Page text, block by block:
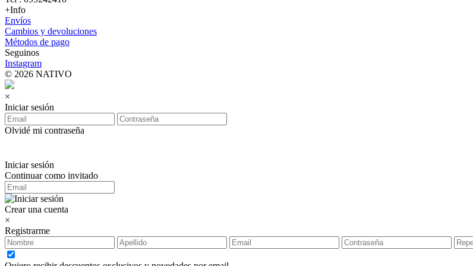
+Info
Envíos
Cambios y devoluciones
Métodos de pago
Seguinos
Instagram
© 2026 NATIVO
×
Iniciar sesión
Olvidé mi contraseña
Iniciar sesión
Continuar como invitado
Crear una cuenta
×
Registrarme